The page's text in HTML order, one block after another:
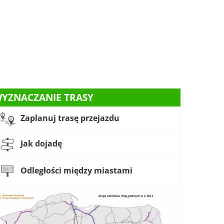
TRASY
Zaplanuj trasę przejazdu
Jak dojadę
Odległości między miastami